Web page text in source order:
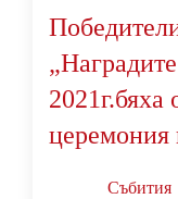
церемония
Събития